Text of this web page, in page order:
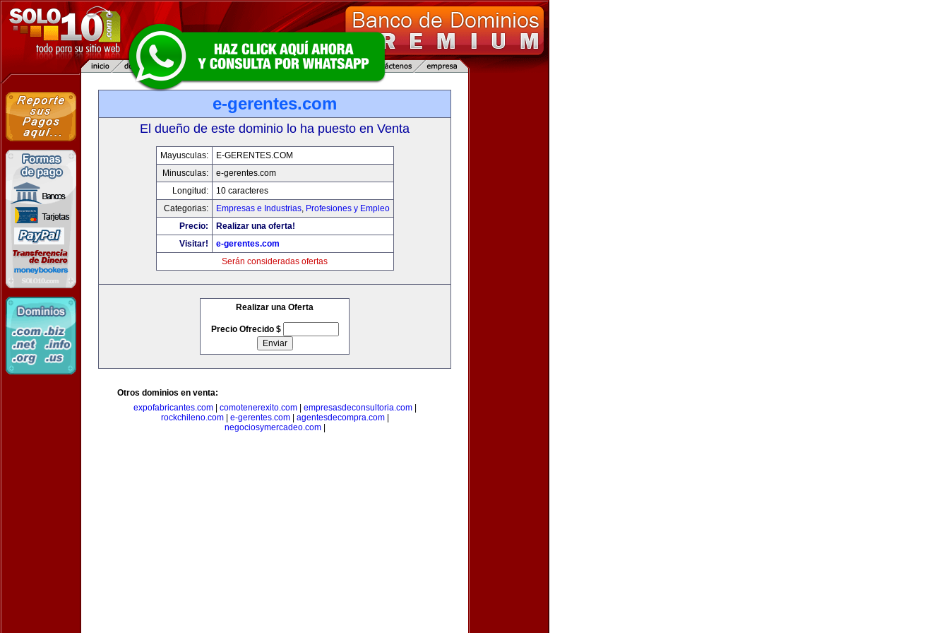
e-gerentes.com
El dueño de este dominio lo ha puesto en Venta
Mayusculas:
E-GERENTES.COM
Minusculas:
e-gerentes.com
Longitud:
10 caracteres
Categorias:
Empresas e Industrias, Profesiones y Empleo
Precio:
Realizar una oferta!
Visitar!
e-gerentes.com
Serán consideradas ofertas
Realizar una Oferta
Precio Ofrecido $
Otros dominios en venta:
expofabricantes.com| comotenerexito.com| empresasdeconsultoria.com|
rockchileno.com| e-gerentes.com| agentesdecompra.com|
negociosymercadeo.com|